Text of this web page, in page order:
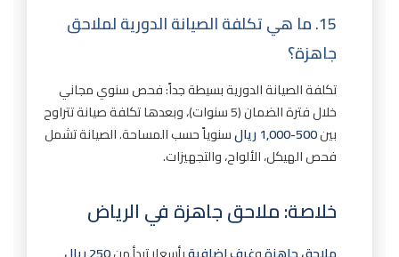
15. ما هي تكلفة الصيانة الدورية لملاحق
جاهزة؟
تكلفة الصيانة الدورية بسيطة جداً: فحص سنوي مجاني
خلال فترة الضمان (5 سنوات)، وبعدها تكلفة صيانة تتراوح
بين500-1,000 ريال
سنوياً حسب المساحة. الصيانة تشمل
فحص الهيكل، الألواح، والتجهيزات.
خلاصة: ملاحق جاهزة في الرياض